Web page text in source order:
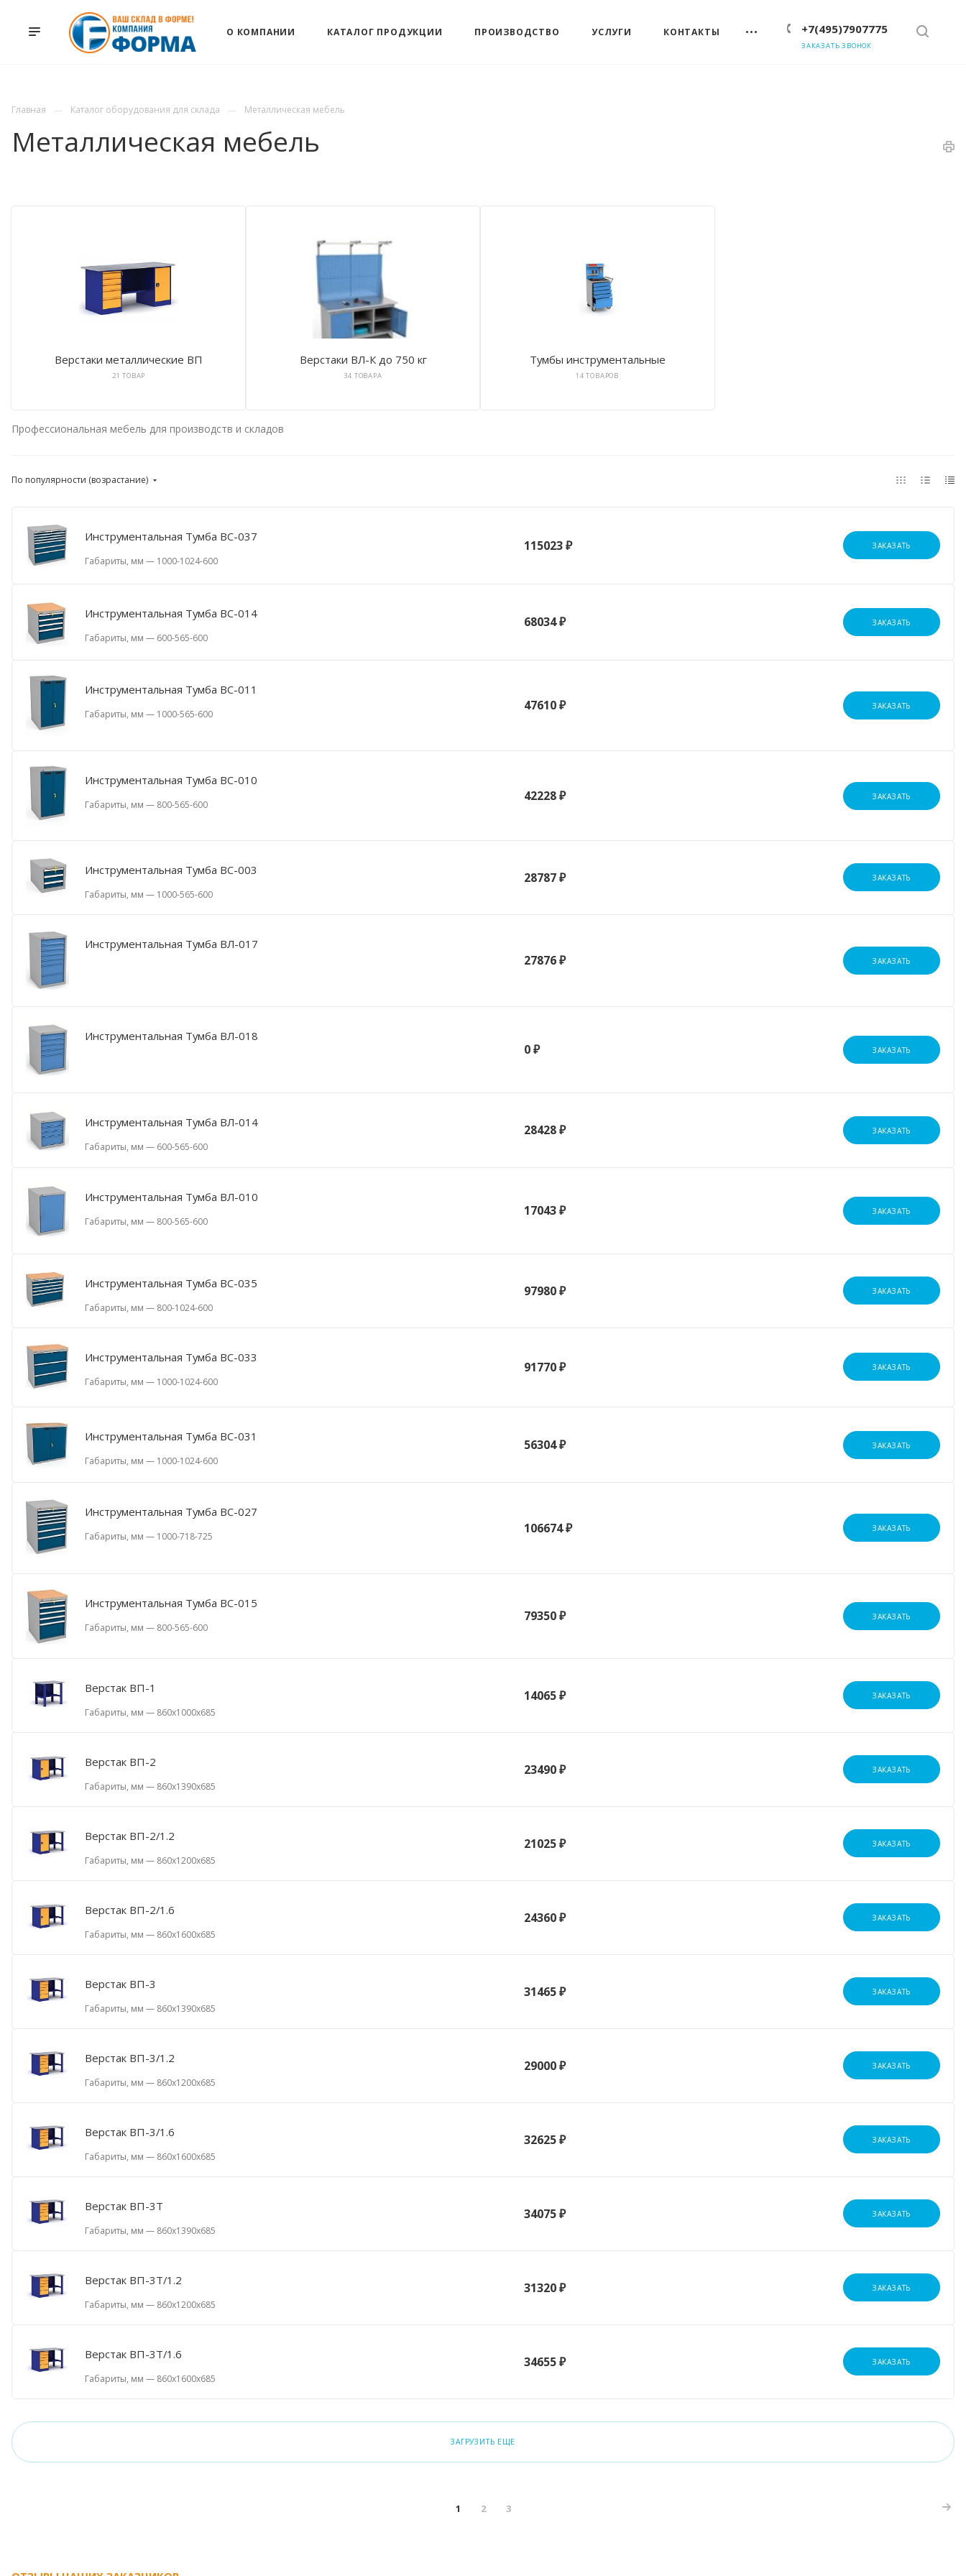
+7(495)7907775
ЗАКАЗАТЬ ЗВОНОК
О КОМПАНИИ КАТАЛОГ ПРОДУКЦИИ ПРОИЗВОДСТВО УСЛУГИ КОНТАКТЫ
Главная Каталог оборудования для склада Металлическая мебель
Металлическая мебель
Верстаки металлические ВП
21 ТОВАР
Верстаки ВЛ-К до 750 кг
34 ТОВАРА
Тумбы инструментальные
14 ТОВАРОВ
Профессиональная мебель для производств и складов
По популярности (возрастание)
Инструментальная Тумба ВС-037
Габариты, мм — 1000-1024-600
115023 ₽ ЗАКАЗАТЬ
Инструментальная Тумба ВС-014
Габариты, мм — 600-565-600
68034 ₽ ЗАКАЗАТЬ
Инструментальная Тумба ВС-011
Габариты, мм — 1000-565-600
47610 ₽ ЗАКАЗАТЬ
Инструментальная Тумба ВС-010
Габариты, мм — 800-565-600
42228 ₽ ЗАКАЗАТЬ
Инструментальная Тумба ВС-003
Габариты, мм — 1000-565-600
28787 ₽ ЗАКАЗАТЬ
Инструментальная Тумба ВЛ-017
27876 ₽ ЗАКАЗАТЬ
Инструментальная Тумба ВЛ-018
0 ₽ ЗАКАЗАТЬ
Инструментальная Тумба ВЛ-014
Габариты, мм — 600-565-600
28428 ₽ ЗАКАЗАТЬ
Инструментальная Тумба ВЛ-010
Габариты, мм — 800-565-600
17043 ₽ ЗАКАЗАТЬ
Инструментальная Тумба ВС-035
Габариты, мм — 800-1024-600
97980 ₽ ЗАКАЗАТЬ
Инструментальная Тумба ВС-033
Габариты, мм — 1000-1024-600
91770 ₽ ЗАКАЗАТЬ
Инструментальная Тумба ВС-031
Габариты, мм — 1000-1024-600
56304 ₽ ЗАКАЗАТЬ
Инструментальная Тумба ВС-027
Габариты, мм — 1000-718-725
106674 ₽ ЗАКАЗАТЬ
Инструментальная Тумба ВС-015
Габариты, мм — 800-565-600
79350 ₽ ЗАКАЗАТЬ
Верстак ВП-1
Габариты, мм — 860x1000x685
14065 ₽ ЗАКАЗАТЬ
Верстак ВП-2
Габариты, мм — 860x1390x685
23490 ₽ ЗАКАЗАТЬ
Верстак ВП-2/1.2
Габариты, мм — 860x1200x685
21025 ₽ ЗАКАЗАТЬ
Верстак ВП-2/1.6
Габариты, мм — 860x1600x685
24360 ₽ ЗАКАЗАТЬ
Верстак ВП-3
Габариты, мм — 860x1390x685
31465 ₽ ЗАКАЗАТЬ
Верстак ВП-3/1.2
Габариты, мм — 860x1200x685
29000 ₽ ЗАКАЗАТЬ
Верстак ВП-3/1.6
Габариты, мм — 860x1600x685
32625 ₽ ЗАКАЗАТЬ
Верстак ВП-3T
Габариты, мм — 860x1390x685
34075 ₽ ЗАКАЗАТЬ
Верстак ВП-3Т/1.2
Габариты, мм — 860x1200x685
31320 ₽ ЗАКАЗАТЬ
Верстак ВП-3Т/1.6
Габариты, мм — 860x1600x685
34655 ₽ ЗАКАЗАТЬ
ЗАГРУЗИТЬ ЕЩЕ
1 2 3